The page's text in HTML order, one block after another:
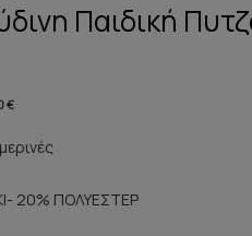
Παιδική
€
20% ΠΟΛΥΕΣΤΕΡ